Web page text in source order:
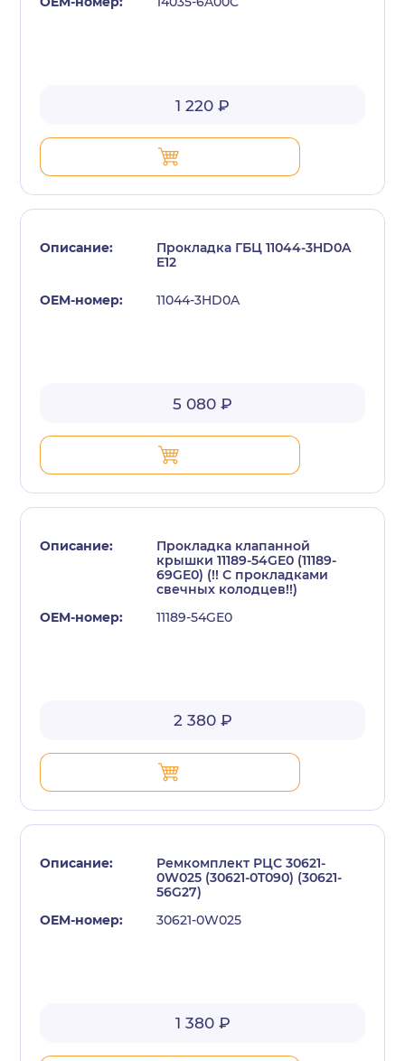
1 220 ₽
Прокладка ГБЦ 11044-3HD0A
E12
11044-3HD0A
5 080 ₽
Прокладка клапанной
крышки 11189-54GE0 (11189-
69GE0) (!! С прокладками
свечных колодцев!!)
11189-54GE0
2 380 ₽
Ремкомплект РЦС 30621-
0W025 (30621-0T090) (30621-
56G27)
30621-0W025
1 380 ₽